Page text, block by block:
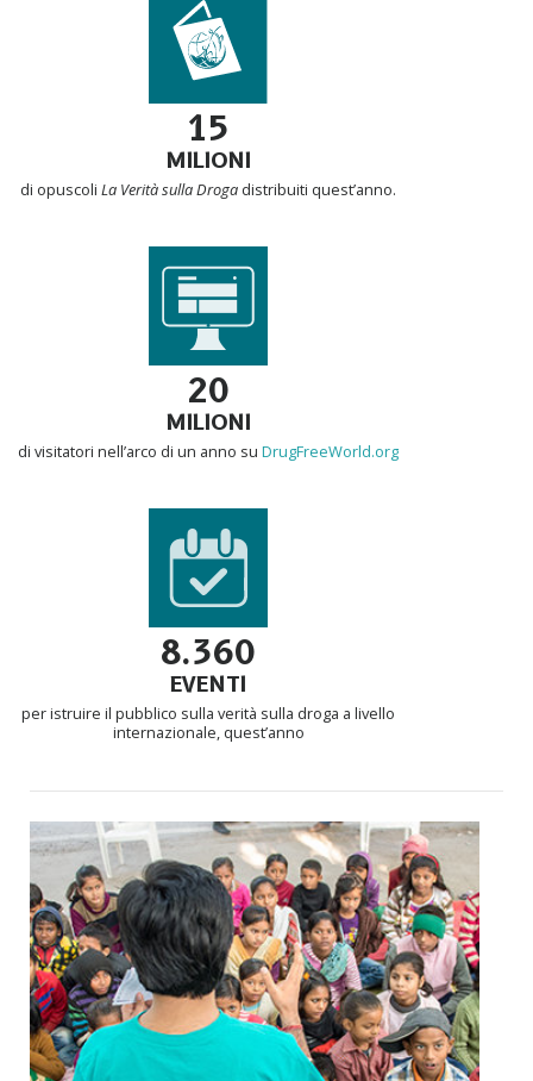
15
MILIONI
di opuscoli La Verità sulla Droga distribuiti quest’anno.
20
MILIONI
di visitatori nell’arco di un anno su DrugFreeWorld.org
8.360
EVENTI
per istruire il pubblico sulla verità sulla droga a livello
internazionale, quest’anno